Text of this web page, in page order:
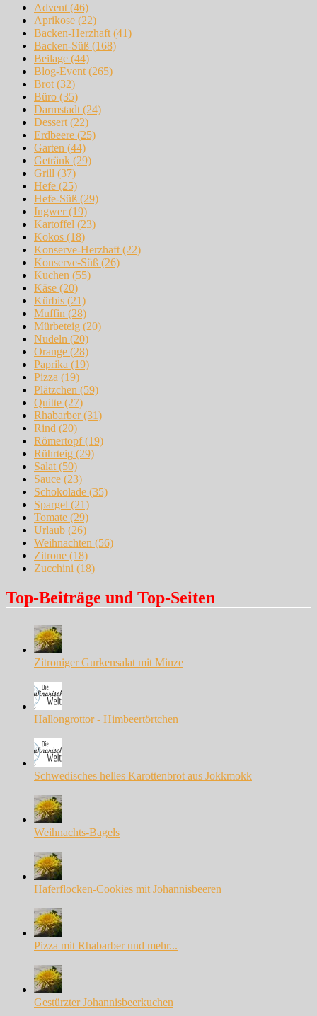
Advent (46)
Aprikose (22)
Backen-Herzhaft (41)
Backen-Süß (168)
Beilage (44)
Blog-Event (265)
Brot (32)
Büro (35)
Darmstadt (24)
Dessert (22)
Erdbeere (25)
Garten (44)
Getränk (29)
Grill (37)
Hefe (25)
Hefe-Süß (29)
Ingwer(19)
Kartoffel (23)
Kokos (18)
Konserve-Herzhaft (22)
Konserve-Süß (26)
Kuchen (55)
Käse (20)
Kürbis (21)
Muffin (28)
Mürbeteig (20)
Nudeln (20)
Orange (28)
Paprika (19)
Pizza (19)
Plätzchen (59)
Quitte (27)
Rhabarber(31)
Rind (20)
Römertopf(19)
Rührteig (29)
Salat (50)
Sauce (23)
Schokolade (35)
Spargel (21)
Tomate (29)
Urlaub (26)
Weihnachten (56)
Zitrone (18)
Zucchini (18)
Top-Beiträge und Top-Seiten
Zitroniger Gurkensalat mit Minze
Hallongrottor - Himbeertörtchen
Schwedisches helles Karottenbrot aus Jokkmokk
Weihnachts-Bagels
Haferflocken-Cookies mit Johannisbeeren
Pizza mit Rhabarber und mehr...
Gestürzter Johannisbeerkuchen